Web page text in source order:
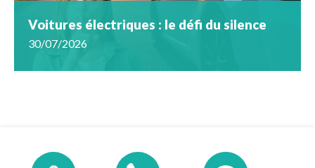
Voitures électriques : le défi du silence
30/07/2026